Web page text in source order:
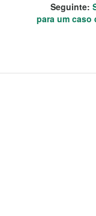
Seguinte:
para um